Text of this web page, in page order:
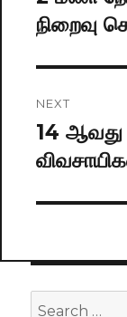
post:
நிறைவு
NEXT
Next
post:
14 ஆவது
Search